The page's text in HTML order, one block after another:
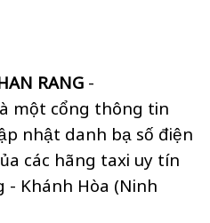
RANG -
một cổng thông tin
nhật danh bạ số điện
các hãng taxi uy tín
- Khánh Hòa (Ninh